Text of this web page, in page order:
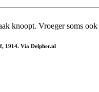
knoopt. Vroeger soms ook
1914. Via Delpher.nl